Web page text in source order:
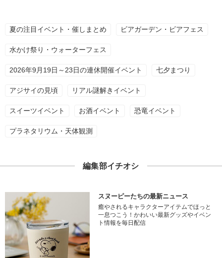
夏の注目イベント・催しまとめ ビアガーデン・ビアフェス
水かけ祭り・ウォーターフェス
2026年9月19日～23日の連休開催イベント 七夕まつり
アジサイの見頃 リアル謎解きイベント
スイーツイベント お酒イベント 恐竜イベント
プラネタリウム・天体観測
編集部イチオシ
スヌーピーたちの最新ニュース
癒やされるキャラクターアイテムでほっと
一息つこう！かわいい最新グッズやイベン
ト情報を毎日配信